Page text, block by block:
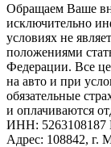
Обращаем Ваше
исключительно
условиях не
положениями
Федерации. Все
на авто и при
обязательные
и
ИНН: 5263108187
Адрес: 108842, г.